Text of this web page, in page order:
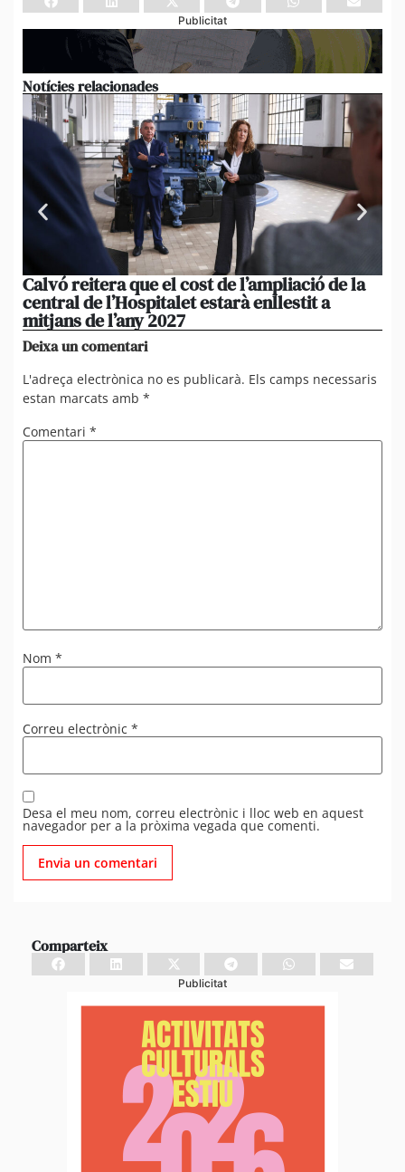
Publicitat
Notícies relacionades
Calvó reitera que el cost de l’ampliació de la
central de l’Hospitalet estarà enllestit a
mitjans de l’any 2027
Deixa un comentari
L'adreça electrònica no es publicarà. Els camps necessaris
estan marcats amb *
Comentari *
Nom *
Correu electrònic *
Desa el meu nom, correu electrònic i lloc web en aquest
navegador per a la pròxima vegada que comenti.
Comparteix
Publicitat